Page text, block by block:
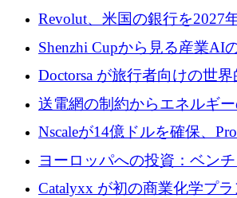
ユーロを超える 70 以上のテ
Revolut、米国の銀行を2027
国の社長が語る
Shenzhi Cupから見る産業AI
産業実装への道筋
Doctorsa が旅行者向けの世
ラットフォームを拡大するた
ロを調達
送電網の制約からエネルギ
Envision の Gobi X がヨーロ
にどのように貢献できるか
Nscaleが14億ドルを確保、
億1,100万ユーロを獲得、
ヨーロッパへの投資：ベン
が過去2番目に高い水準に到
Catalyxx が初の商業化学プラ